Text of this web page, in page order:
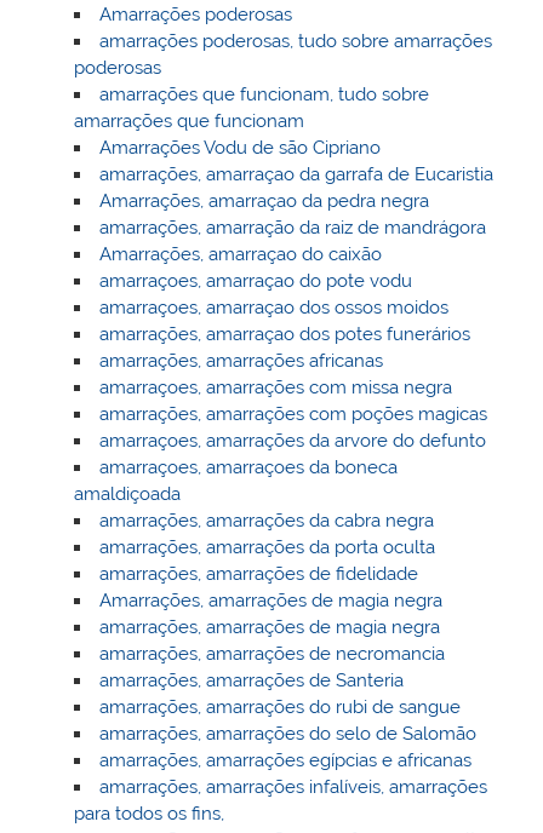
Amarrações poderosas
amarrações poderosas, tudo sobre amarrações
poderosas
amarrações que funcionam, tudo sobre
amarrações que funcionam
Amarrações Vodu de são Cipriano
amarrações, amarraçao da garrafa de Eucaristia
Amarrações, amarraçao da pedra negra
amarrações, amarração da raiz de mandrágora
Amarrações, amarraçao do caixão
amarraçoes, amarraçao do pote vodu
amarraçoes, amarraçao dos ossos moidos
amarrações, amarraçao dos potes funerários
amarrações, amarrações africanas
amarraçoes, amarrações com missa negra
amarrações, amarrações com poções magicas
amarraçoes, amarrações da arvore do defunto
amarraçoes, amarraçoes da boneca
amaldiçoada
amarrações, amarrações da cabra negra
amarrações, amarrações da porta oculta
amarrações, amarrações de fidelidade
Amarrações, amarrações de magia negra
amarrações, amarrações de magia negra
amarrações, amarrações de necromancia
amarrações, amarrações de Santeria
amarrações, amarrações do rubi de sangue
amarrações, amarrações do selo de Salomão
amarrações, amarrações egípcias e africanas
amarrações, amarrações infalíveis, amarrações
para todos os fins,